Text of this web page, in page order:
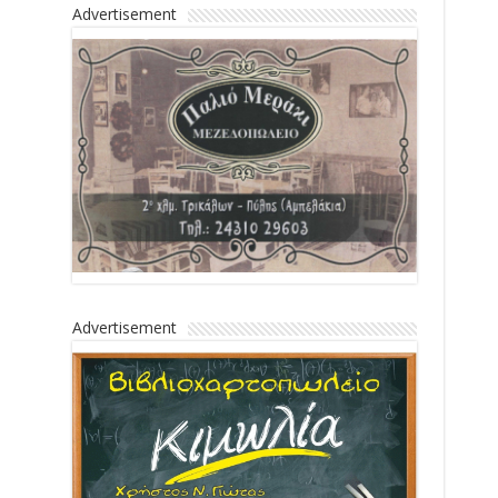
Advertisement
Advertisement